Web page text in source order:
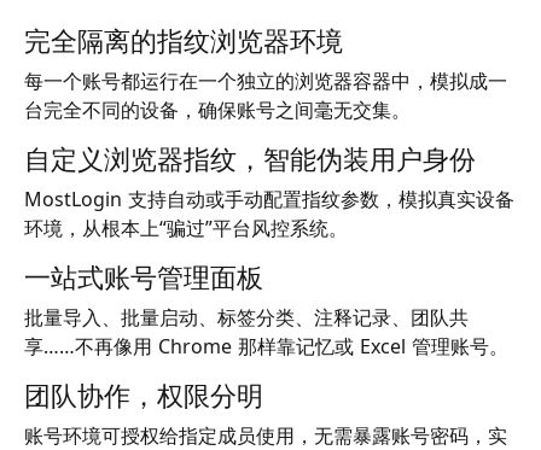
完全隔离的指纹浏览器环境
每一个账号都运行在一个独立的浏览器容器中，模拟成一
台完全不同的设备，确保账号之间毫无交集。
自定义浏览器指纹，智能伪装用户身份
MostLogin 支持自动或手动配置指纹参数，模拟真实设备
环境，从根本上“骗过”平台风控系统。
一站式账号管理面板
批量导入、批量启动、标签分类、注释记录、团队共
享……不再像用 Chrome 那样靠记忆或 Excel 管理账号。
团队协作，权限分明
账号环境可授权给指定成员使用，无需暴露账号密码，实